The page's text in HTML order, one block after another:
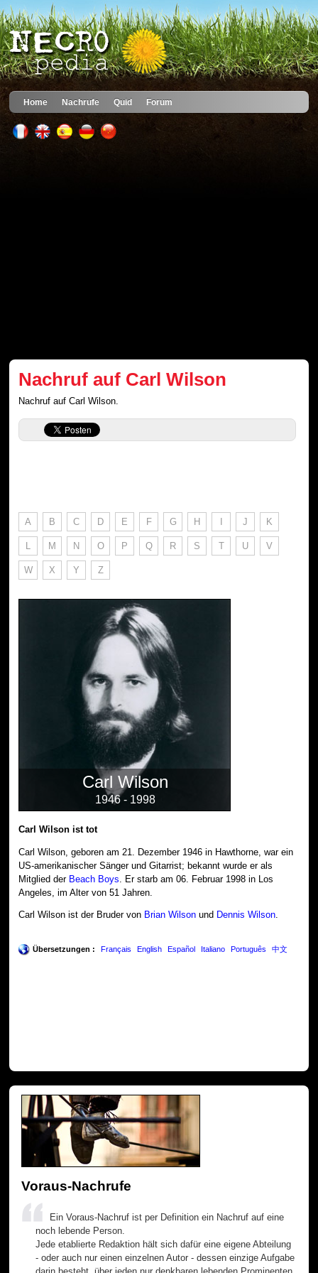
Home Nachrufe Quid Forum
Nachruf auf Carl Wilson
Nachruf auf Carl Wilson.
A B C D E F G H I J K
L M N O P Q R S T U V
W X Y Z
Carl Wilson
1946 - 1998
Carl Wilson ist tot
Carl Wilson, geboren am 21. Dezember 1946 in Hawthorne, war ein
US-amerikanischer Sänger und Gitarrist; bekannt wurde er als
Mitglied der Beach Boys . Er starb am 06. Februar 1998 in Los
Angeles, im Alter von 51 Jahren.
Carl Wilson ist der Bruder von Brian Wilson und Dennis Wilson.
Übersetzungen : Français English Español Italiano Português 中文
Voraus-Nachrufe
Ein Voraus-Nachruf ist per Definition ein Nachruf auf eine
noch lebende Person.
Jede etablierte Redaktion hält sich dafür eine eigene Abteilung
- oder auch nur einen einzelnen Autor - dessen einzige Aufgabe